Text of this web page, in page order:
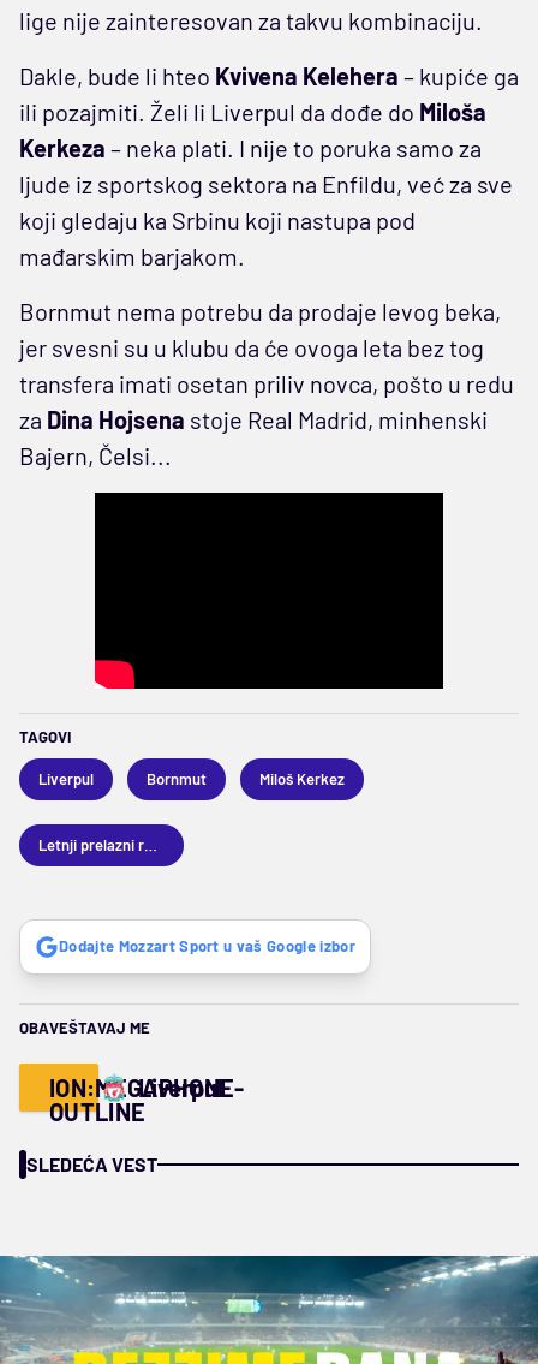
lige nije zainteresovan za takvu kombinaciju.
Dakle, bude li hteo Kvivena Kelehera – kupiće ga
ili pozajmiti. Želi li Liverpul da dođe do Miloša
Kerkeza – neka plati. I nije to poruka samo za
ljude iz sportskog sektora na Enfildu, već za sve
koji gledaju ka Srbinu koji nastupa pod
mađarskim barjakom.
Bornmut nema potrebu da prodaje levog beka,
jer svesni su u klubu da će ovoga leta bez tog
transfera imati osetan priliv novca, pošto u redu
za Dina Hojsena stoje Real Madrid, minhenski
Bajern, Čelsi...
TAGOVI
Liverpul Bornmut Miloš Kerkez
Dodajte Mozzart Sport u vaš Google izbor
OBAVEŠTAVAJ ME
ION:MEGAPHONE-
OUTLINE
Liverpul
SLEDEĆA VEST